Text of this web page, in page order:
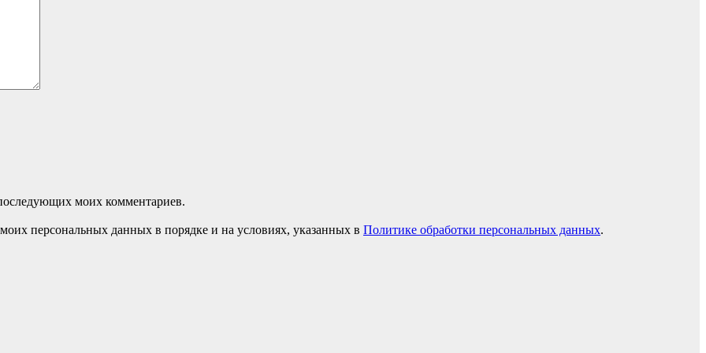
моих комментариев.
персональных данных в порядке и на условиях, указанных в Политике обработки персональных данных.